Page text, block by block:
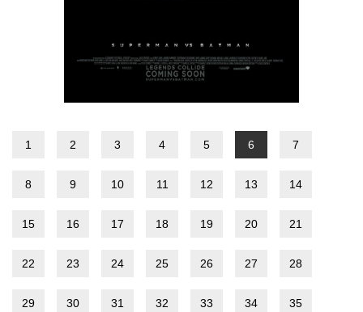
1 2 3 4 5 6 7
8 9 10 11 12 13 14
15 16 17 18 19 20 21
22 23 24 25 26 27 28
29 30 31 32 33 34 35